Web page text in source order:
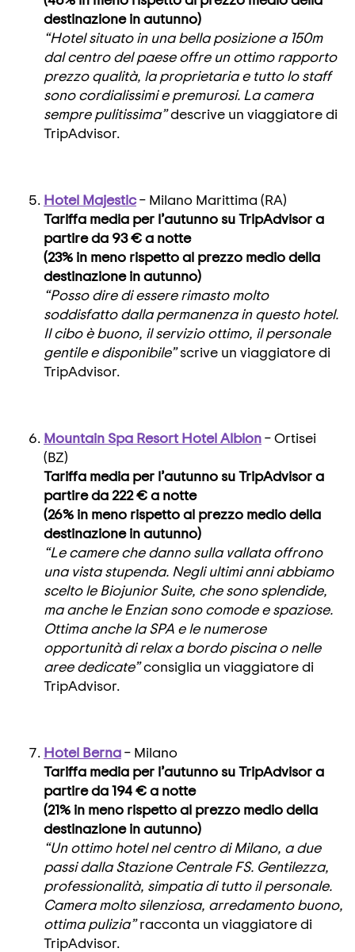
destinazione in autunno)
“Hotel situato in una bella posizione a 150m
dal centro del paese offre un ottimo rapporto
prezzo qualità, la proprietaria e tutto lo staff
sono cordialissimi e premurosi. La camera
sempre pulitissima”descrive un viaggiatore di
TripAdvisor.
Hotel Majestic– Milano Marittima (RA)
Tariffa media per l’autunno su TripAdvisor a
partire da 93 € a notte
(23% in meno rispetto al prezzo medio della
destinazione in autunno)
“Posso dire di essere rimasto molto
soddisfatto dalla permanenza in questo hotel.
Il cibo è buono, il servizio ottimo, il personale
gentile e disponibile”scrive un viaggiatore di
TripAdvisor.
Mountain Spa Resort Hotel Albion– Ortisei
(BZ)
Tariffa media per l’autunno su TripAdvisor a
partire da 222 € a notte
(26% in meno rispetto al prezzo medio della
destinazione in autunno)
“Le camere che danno sulla vallata offrono
una vista stupenda. Negli ultimi anni abbiamo
scelto le Biojunior Suite, che sono splendide,
ma anche le Enzian sono comode e spaziose.
Ottima anche la SPA e le numerose
opportunità di relax a bordo piscina o nelle
aree dedicate”consiglia un viaggiatore di
TripAdvisor.
Hotel Berna– Milano
Tariffa media per l’autunno su TripAdvisor a
partire da 194 € a notte
(21% in meno rispetto al prezzo medio della
destinazione in autunno)
“Un ottimo hotel nel centro di Milano, a due
passi dalla Stazione Centrale FS. Gentilezza,
professionalità, simpatia di tutto il personale.
Camera molto silenziosa, arredamento buono,
ottima pulizia”racconta un viaggiatore di
TripAdvisor.